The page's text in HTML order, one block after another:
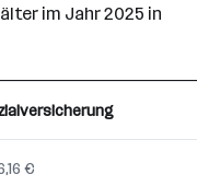
im Jahr 2025 in
€